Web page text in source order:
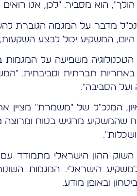
הוא מסביר. "לכן, אנו
מדבר על המגמה הגוברת
היום, המשקיע יכול לבצע
משפיעה על המגמות
חברתית וסביבתית.
הסביבה".
המנכ"ל של "משמרת"
שהמשקיע מרגיש בטוח ומרוצה
השוק ההון הישראלי מתמודד
הישראלי. המגמות
ובאופן מודע.